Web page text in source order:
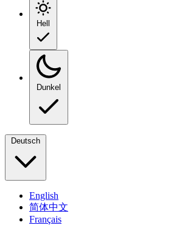
Hell
Dunkel
Deutsch
English
简体中文
Français